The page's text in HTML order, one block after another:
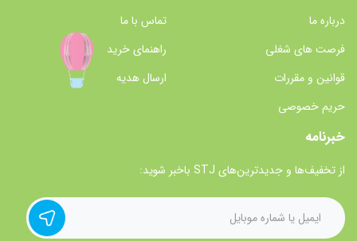
درباره ما
فرصت های شغلی
قوانین و مقررات
حریم خصوصی
تماس با ما
راهنمای خرید
ارسال هدیه
خبرنامه
از تخفیف‌ها و جدیدترین‌های STJ باخبر شوید: